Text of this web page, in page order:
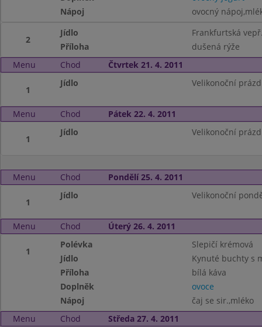
Nápoj
ovocný
2
Jídlo
Frankfurtská
Příloha
dušená rýže
Menu
Chod Čtvrtek 21. 4. 2011
1
Jídlo Velikonoční
Menu Chod Pátek 22. 4. 2011
1
Jídlo Velikonoční
Menu Chod Pondělí 25. 4. 2011
1
Jídlo Velikonoční
Menu Chod Úterý 26. 4. 2011
1
Polévka
Slepičí krémová
Jídlo
Kynuté buchty s
Příloha
bílá káva
Doplněk
ovoce
Nápoj
čaj se sir.,mléko
Menu
Chod Středa 27. 4. 2011